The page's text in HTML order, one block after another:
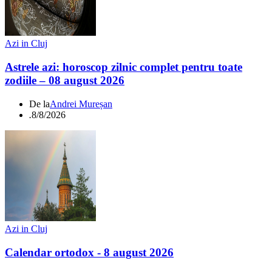
Azi in Cluj
Astrele azi: horoscop zilnic complet pentru toate
zodiile – 08 august 2026
De laAndrei Mureșan
.8/8/2026
Azi in Cluj
Calendar ortodox - 8 august 2026